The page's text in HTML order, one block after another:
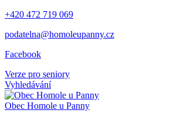
+420 472 719 069
podatelna@homoleupanny.cz
Facebook
Verze pro seniory
Vyhledávání
Obec Homole u Panny